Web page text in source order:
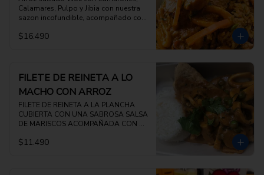
Calamares, Pulpo y Jibia con nuestra
sazon incofundible, acompañado con
$16.490
FILETE DE REINETA A LO
MACHO CON ARROZ
FILETE DE REINETA A LA PLANCHA
CUBIERTA CON UNA SABROSA SALSA
DE MARISCOS ACOMPAÑADA CON
$11.490